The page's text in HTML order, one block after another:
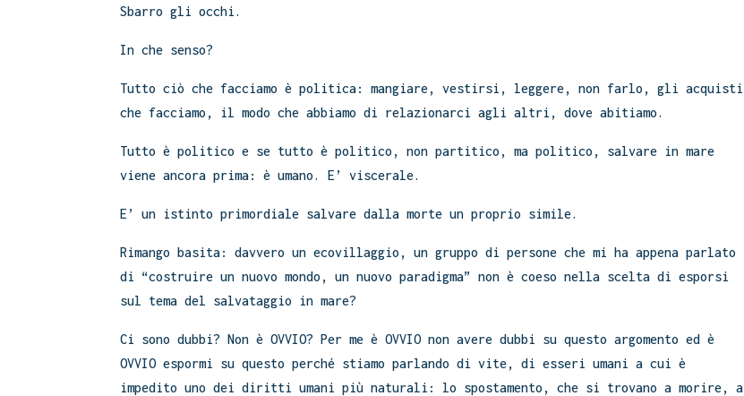
Sbarro gli occhi.
In che senso?
Tutto ciò che facciamo è politica: mangiare, vestirsi, leggere, non farlo, gli acquisti
che facciamo, il modo che abbiamo di relazionarci agli altri, dove abitiamo.
Tutto è politico e se tutto è politico, non partitico, ma politico, salvare in mare
viene ancora prima: è umano. E’ viscerale.
E’ un istinto primordiale salvare dalla morte un proprio simile.
Rimango basita: davvero un ecovillaggio, un gruppo di persone che mi ha appena parlato
di “costruire un nuovo mondo, un nuovo paradigma” non è coeso nella scelta di esporsi
sul tema del salvataggio in mare?
Ci sono dubbi? Non è OVVIO? Per me è OVVIO non avere dubbi su questo argomento ed è
OVVIO espormi su questo perché stiamo parlando di vite, di esseri umani a cui è
impedito uno dei diritti umani più naturali: lo spostamento, che si trovano a morire, a